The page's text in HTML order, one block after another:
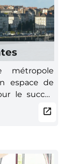
métropole
espace de
le succès
soyez un
une PME,
Une offre